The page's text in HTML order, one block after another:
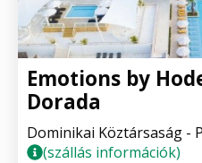
Emotions by
Dorada
Dominikai Köztársaság -
(szállás információk)